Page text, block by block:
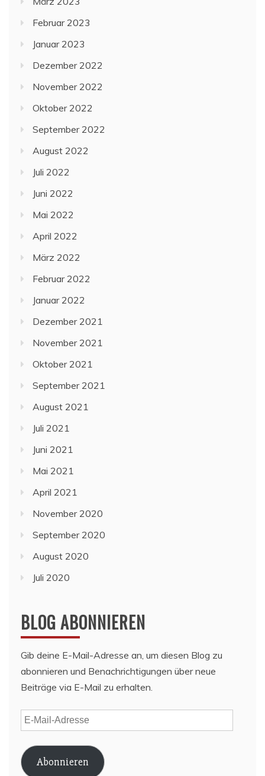
Februar 2023
Januar 2023
Dezember 2022
November 2022
Oktober 2022
September 2022
August 2022
Juli 2022
Juni 2022
Mai 2022
April 2022
März 2022
Februar 2022
Januar 2022
Dezember 2021
November 2021
Oktober 2021
September 2021
August 2021
Juli 2021
Juni 2021
Mai 2021
April 2021
November 2020
September 2020
August 2020
Juli 2020
BLOG ABONNIEREN
Gib deine E-Mail-Adresse an, um diesen Blog zu
abonnieren und Benachrichtigungen über neue
Beiträge via E-Mail zu erhalten.
E-
Mail-
Adresse
Abonnieren